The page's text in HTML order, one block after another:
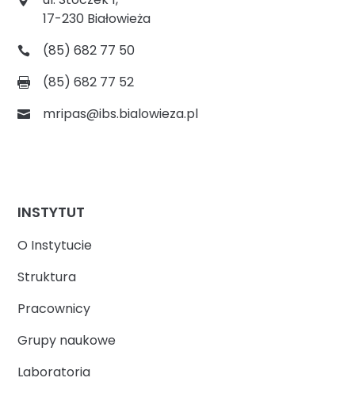
17-230 Białowieża
(85) 682 77 50
(85) 682 77 52
mripas@ibs.bialowieza.pl
INSTYTUT
O Instytucie
Struktura
Pracownicy
Grupy naukowe
Laboratoria